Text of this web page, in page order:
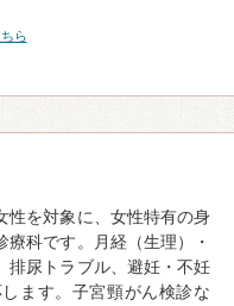
ら
性を対象に、女性特有の身
科です。月経（生理）・
排尿トラブル、避妊・不妊
ます。子宮頸がん検診な